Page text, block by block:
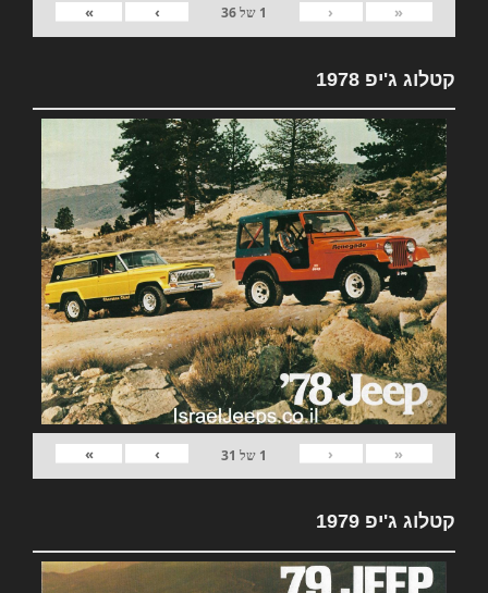
«
‹
1 של36
›
»
קטלוג ג'יפ 1978
«
‹
1 של 31
›
»
קטלוג ג'יפ 1979